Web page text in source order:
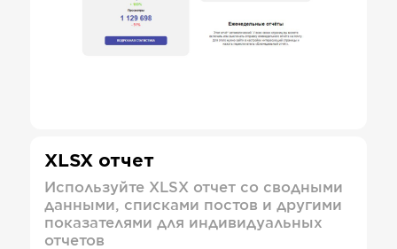
XLSX отчет
Используйте XLSX отчет со сводными
данными, списками постов и другими
показателями для индивидуальных
отчетов